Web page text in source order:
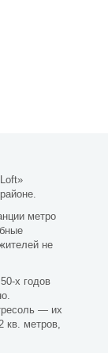
метро
не
х годов
— их
кв. метров,